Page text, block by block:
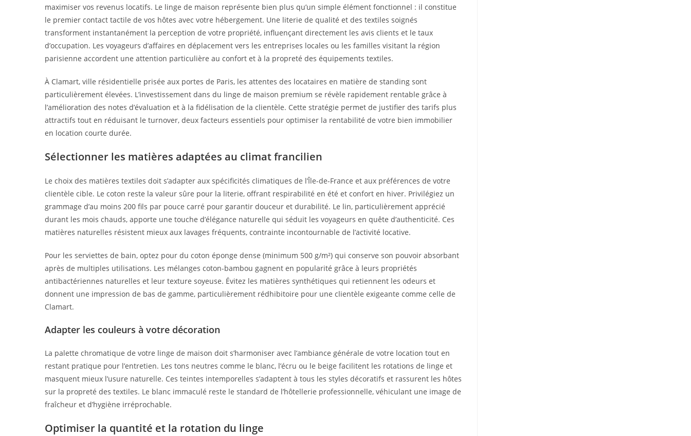
maximiser vos revenus locatifs. Le linge de maison représente bien plus qu’un simple élément fonctionnel : il constitue
le premier contact tactile de vos hôtes avec votre hébergement. Une literie de qualité et des textiles soignés
transforment instantanément la perception de votre propriété, influençant directement les avis clients et le taux
d’occupation. Les voyageurs d’affaires en déplacement vers les entreprises locales ou les familles visitant la région
parisienne accordent une attention particulière au confort et à la propreté des équipements textiles.
À Clamart, ville résidentielle prisée aux portes de Paris, les attentes des locataires en matière de standing sont
particulièrement élevées. L’investissement dans du linge de maison premium se révèle rapidement rentable grâce à
l’amélioration des notes d’évaluation et à la fidélisation de la clientèle. Cette stratégie permet de justifier des tarifs plus
attractifs tout en réduisant le turnover, deux facteurs essentiels pour optimiser la rentabilité de votre bien immobilier
en location courte durée.
Sélectionner les matières adaptées au climat francilien
Le choix des matières textiles doit s’adapter aux spécificités climatiques de l’Île-de-France et aux préférences de votre
clientèle cible. Le coton reste la valeur sûre pour la literie, offrant respirabilité en été et confort en hiver. Privilégiez un
grammage d’au moins 200 fils par pouce carré pour garantir douceur et durabilité. Le lin, particulièrement apprécié
durant les mois chauds, apporte une touche d’élégance naturelle qui séduit les voyageurs en quête d’authenticité. Ces
matières naturelles résistent mieux aux lavages fréquents, contrainte incontournable de l’activité locative.
Pour les serviettes de bain, optez pour du coton éponge dense (minimum 500 g/m²) qui conserve son pouvoir absorbant
après de multiples utilisations. Les mélanges coton-bambou gagnent en popularité grâce à leurs propriétés
antibactériennes naturelles et leur texture soyeuse. Évitez les matières synthétiques qui retiennent les odeurs et
donnent une impression de bas de gamme, particulièrement rédhibitoire pour une clientèle exigeante comme celle de
Clamart.
Adapter les couleurs à votre décoration
La palette chromatique de votre linge de maison doit s’harmoniser avec l’ambiance générale de votre location tout en
restant pratique pour l’entretien. Les tons neutres comme le blanc, l’écru ou le beige facilitent les rotations de linge et
masquent mieux l’usure naturelle. Ces teintes intemporelles s’adaptent à tous les styles décoratifs et rassurent les hôtes
sur la propreté des textiles. Le blanc immaculé reste le standard de l’hôtellerie professionnelle, véhiculant une image de
fraîcheur et d’hygiène irréprochable.
Optimiser la quantité et la rotation du linge